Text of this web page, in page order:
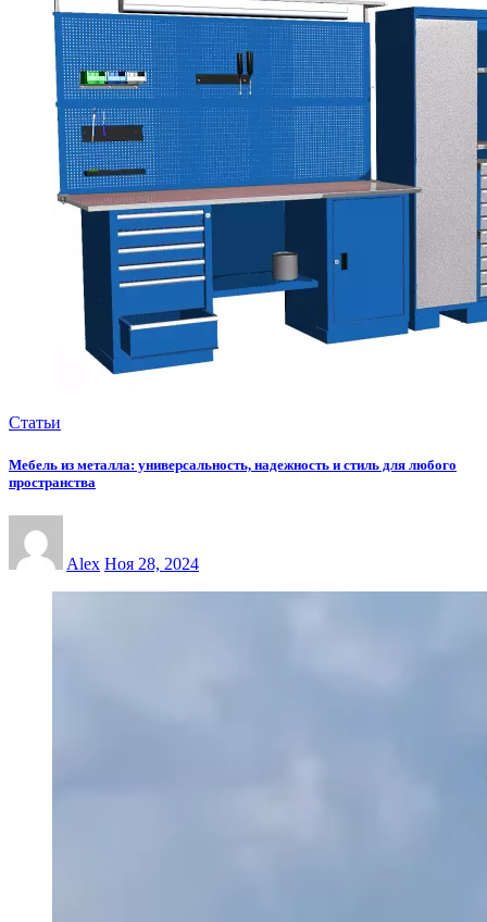
Статьи
Мебель из металла: универсальность, надежность и стиль для любого
пространства
Alex Ноя 28, 2024